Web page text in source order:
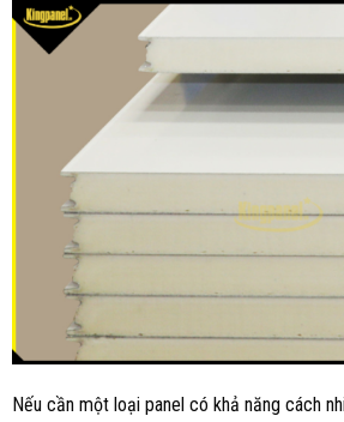
Nếu cần một loại panel có khả năng cách